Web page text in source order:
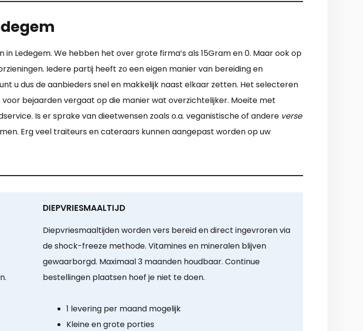
Ledegem. We hebben het over grote firma’s als 15Gram en 0. Maar ook op
Iedere partij heeft zo een eigen manier van bereiding en
u dus de aanbieders snel en makkelijk naast elkaar zetten. Het selecteren
bejaarden vergaat op die manier wat overzichtelijker. Moeite met
Is er sprake van dieetwensen zoals o.a. veganistische of andere verse
Erg veel traiteurs en cateraars kunnen aangepast worden op uw
DIEPVRIESMAALTIJD
Diepvriesmaaltijden worden vers bereid en direct ingevroren via
de shock-freeze methode. Vitamines en mineralen blijven
gewaarborgd. Maximaal 3 maanden houdbaar. Continue
bestellingen plaatsen hoef je niet te doen.
1 levering per maand mogelijk
Kleine en grote porties